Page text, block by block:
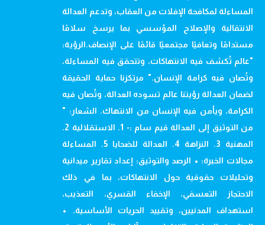
المساءلة لمكافحة الإفلات من العقاب، وتدعم العدالة
الانتقالية والإصلاح المؤسسي بما يرسخ سلامًا
مستدامًا وتعافيًا مجتمعيًا قائمًا على الإنصاف.الرؤية:
"عالم تُكشف فيه الانتهاكات، وتتحقق فيه المساءلة،
وتُصان فيه كرامة الإنسان." مرتكزنا حماية الحقيقة
لضمان العدالة رؤيتنا عالم تسوده العدالة، وتُصان فيه
الكرامة، ويأمن فيه الإنسان من الانتهاك. الشعار: "
من التوثيق إلى العدالة قيم سام :- 1. الاستقلالية 2.
المهنية 3. النزاهة 4. العدالة للضحايا 5. المساءلة
مجالات الخبرة: • الرصد والتوثيق: إعداد تقارير ميدانية
وتحليلات حقوقية حول الانتهاكات، بما في ذلك
الاحتجاز التعسفي، الإخفاء القسري، التعذيب،
استهداف المدنيين، وتقييد الحريات الأساسية. •